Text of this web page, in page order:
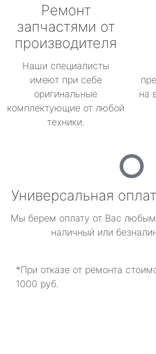
Ремонт
запчастями от
производителя
Наши специалисты
имеют при себе
оригинальные
комплектующие от любой
техники.
на
Универсальная
Мы берем оплату от Вас
наличный или
*При отказе от ремонта
1000 руб.